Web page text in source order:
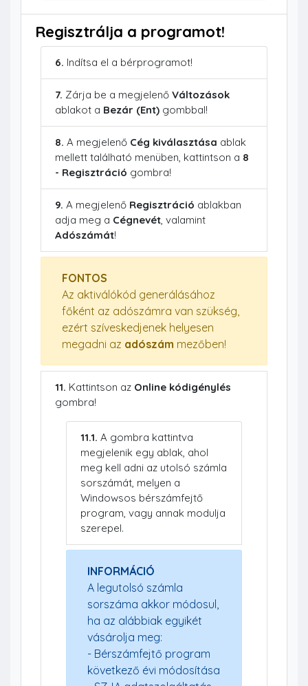
Regisztrálja a programot!
6. Indítsa el a bérprogramot!
7. Zárja be a megjelenő Változások
ablakot a Bezár (Ent) gombbal!
8. A megjelenő Cég kiválasztása ablak
mellett található menüben, kattintson a 8
- Regisztráció gombra!
9. A megjelenő Regisztráció ablakban
adja meg a Cégnevét, valamint
Adószámát!
FONTOS
Az aktiválókód generálásához
főként az adószámra van szükség,
ezért szíveskedjenek helyesen
megadni az adószám mezőben!
11. Kattintson az Online kódigénylés
gombra!
11.1. A gombra kattintva
megjelenik egy ablak, ahol
meg kell adni az utolsó számla
sorszámát, melyen a
Windowsos bérszámfejtő
program, vagy annak modulja
szerepel.
INFORMÁCIÓ
A legutolsó számla
sorszáma akkor módosul,
ha az alábbiak egyikét
vásárolja meg:
- Bérszámfejtő program
következő évi módosítása